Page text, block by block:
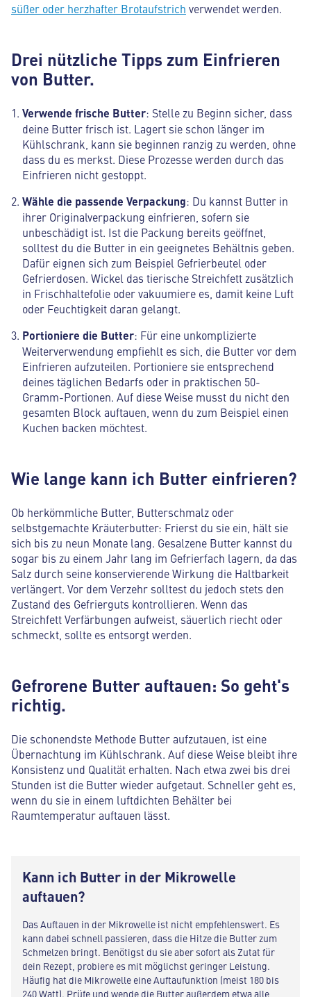
süßer oder herzhafter Brotaufstrich verwendet werden.
Drei nützliche Tipps zum Einfrieren
von Butter.
Verwende frische Butter: Stelle zu Beginn sicher, dass
deine Butter frisch ist. Lagert sie schon länger im
Kühlschrank, kann sie beginnen ranzig zu werden, ohne
dass du es merkst. Diese Prozesse werden durch das
Einfrieren nicht gestoppt.
Wähle die passende Verpackung: Du kannst Butter in
ihrer Originalverpackung einfrieren, sofern sie
unbeschädigt ist. Ist die Packung bereits geöffnet,
solltest du die Butter in ein geeignetes Behältnis geben.
Dafür eignen sich zum Beispiel Gefrierbeutel oder
Gefrierdosen. Wickel das tierische Streichfett zusätzlich
in Frischhaltefolie oder vakuumiere es, damit keine Luft
oder Feuchtigkeit daran gelangt.
Portioniere die Butter: Für eine unkomplizierte
Weiterverwendung empfiehlt es sich, die Butter vor dem
Einfrieren aufzuteilen. Portioniere sie entsprechend
deines täglichen Bedarfs oder in praktischen 50-
Gramm-Portionen. Auf diese Weise musst du nicht den
gesamten Block auftauen, wenn du zum Beispiel einen
Kuchen backen möchtest.
Wie lange kann ich Butter einfrieren?
Ob herkömmliche Butter, Butterschmalz oder
selbstgemachte Kräuterbutter: Frierst du sie ein, hält sie
sich bis zu neun Monate lang. Gesalzene Butter kannst du
sogar bis zu einem Jahr lang im Gefrierfach lagern, da das
Salz durch seine konservierende Wirkung die Haltbarkeit
verlängert. Vor dem Verzehr solltest du jedoch stets den
Zustand des Gefrierguts kontrollieren. Wenn das
Streichfett Verfärbungen aufweist, säuerlich riecht oder
schmeckt, sollte es entsorgt werden.
Gefrorene Butter auftauen: So geht's
richtig.
Die schonendste Methode Butter aufzutauen, ist eine
Übernachtung im Kühlschrank. Auf diese Weise bleibt ihre
Konsistenz und Qualität erhalten. Nach etwa zwei bis drei
Stunden ist die Butter wieder aufgetaut. Schneller geht es,
wenn du sie in einem luftdichten Behälter bei
Raumtemperatur auftauen lässt.
Kann ich Butter in der Mikrowelle
auftauen?
Das Auftauen in der Mikrowelle ist nicht empfehlenswert. Es
kann dabei schnell passieren, dass die Hitze die Butter zum
Schmelzen bringt. Benötigst du sie aber sofort als Zutat für
dein Rezept, probiere es mit möglichst geringer Leistung.
Häufig hat die Mikrowelle eine Auftaufunktion (meist 180 bis
240 Watt). Prüfe und wende die Butter außerdem etwa alle